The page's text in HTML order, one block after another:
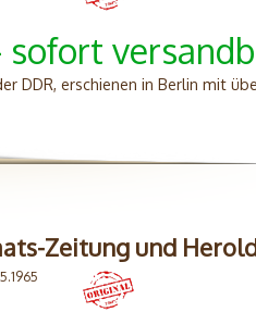
sofort
DDR, erschienen in Berlin mit
Zeitung und